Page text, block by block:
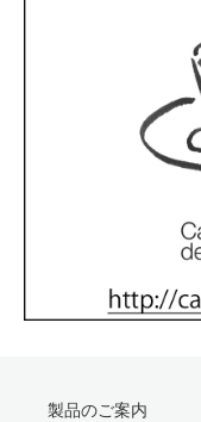
製品のご案内